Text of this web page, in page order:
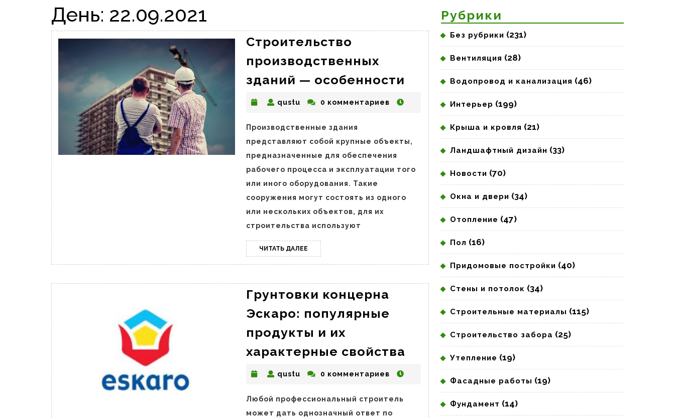
День: 22.09.2021
Строительство
производственных
зданий — особенности Строительство
производственных
зданий
особенности
qustu qustu0 комментариев
Производственные здания
представляют собой крупные объекты,
предназначенные для обеспечения
рабочего процесса и эксплуатации того
или иного оборудования. Такие
сооружения могут состоять из одного
или нескольких объектов, для их
строительства используют
ЧИТАТЬ ДАЛЕЕ ЧИТАТЬ
ДАЛЕЕ
Грунтовки концерна
Эскаро: популярные
продукты и их
характерные свойства Грунтовки
концерна
Эскаро:
популярные
продукты
qustu qustu0 комментариев
Любой профессиональный строитель
может дать однозначный ответ по
Рубрики
Без рубрики (231)
Вентиляция (28)
Водопровод и канализация (46)
Интерьер (199)
Крыша и кровля (21)
Ландшафтный дизайн (33)
Новости (70)
Окна и двери (34)
Отопление (47)
Пол (16)
Придомовые постройки (40)
Стены и потолок (34)
Строительные материалы (115)
Строительство забора (25)
Утепление (19)
Фасадные работы (19)
Фундамент (14)